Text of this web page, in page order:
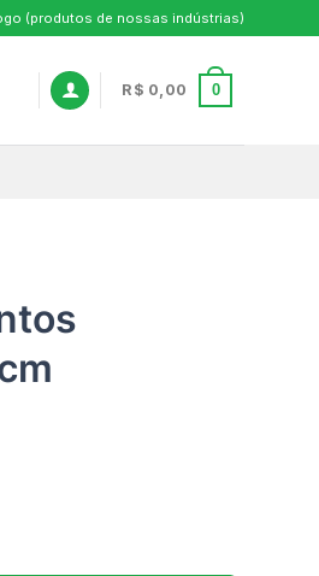
(produtos de nossas indústrias)
R$ 0,00 0